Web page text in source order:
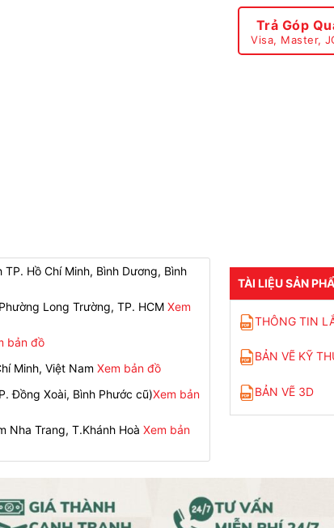
Trả Góp
Visa, Master,
Hồ Chí Minh, Bình Dương, Bình
Long Trường, TP. HCM Xem
bản đồ
Minh, Việt Nam Xem bản đồ
Đồng Xoài, Bình Phước cũ)Xem bản
Nha Trang, T.Khánh Hoà Xem bản
TÀI LIỆU SẢN
THÔNG TIN
BẢN VẼ KỸ
BẢN VẼ 3D